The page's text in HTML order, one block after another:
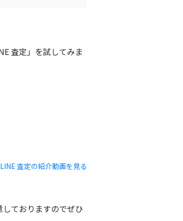
査定」を試してみま
査定の紹介動画を見る
ておりますのでぜひ